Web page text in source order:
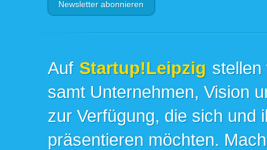
Auf Startup!Leipzig
samt Unternehmen, Vision
zur Verfügung, die sich und
präsentieren möchten.